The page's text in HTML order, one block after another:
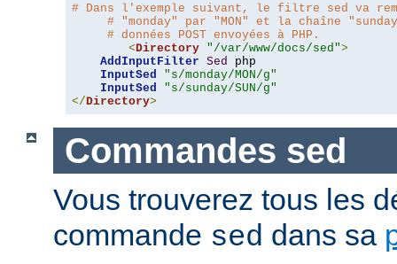
# Dans l'exemple suivant, le filtre sed va
# "monday" par "MON" et la chaîne
# données POST envoyées à PHP.
<Directory "/var/www/docs/sed">
AddInputFilter Sed
php
InputSed
"s/monday/MON/g"
InputSed
"s/sunday/SUN/g"
</Directory>
Commandes sed
Vous trouverez tous les
commande sed dans sa